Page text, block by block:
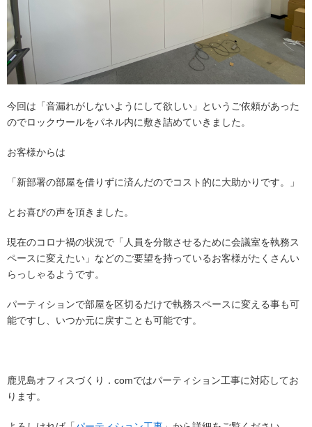
今回は「音漏れがしないようにして欲しい」というご依頼があった
のでロックウールをパネル内に敷き詰めていきました。
お客様からは
「新部署の部屋を借りずに済んだのでコスト的に大助かりです。」
とお喜びの声を頂きました。
現在のコロナ禍の状況で「人員を分散させるために会議室を執務ス
ペースに変えたい」などのご要望を持っているお客様がたくさんい
らっしゃるようです。
パーティションで部屋を区切るだけで執務スペースに変える事も可
能ですし、いつか元に戻すことも可能です。
鹿児島オフィスづくり．comではパーティション工事に対応してお
ります。